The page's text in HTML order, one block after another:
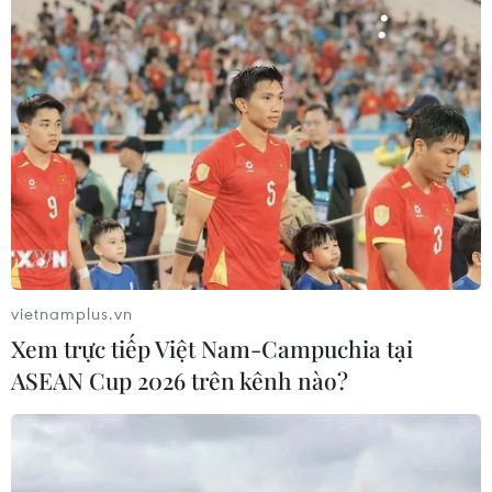
07/08/2026 07:28
Di dời hộ dân bị ảnh hưởng bụi, mùi
khét, tiếng ồn từ Trung tâm Điện lực
Vĩnh Tân
07/08/2026 07:10
Hà Nội quyết liệt xử lý các "điểm
nghẽn" úng ngập, môi trường đô thị
07/08/2026 06:51
Kiểm soát rác thải từ nguồn - Giải
pháp bảo vệ kênh rạch TP Hồ Chí
vietnamplus.vn
Xem trực tiếp Việt Nam-Campuchia tại
ASEAN Cup 2026 trên kênh nào?